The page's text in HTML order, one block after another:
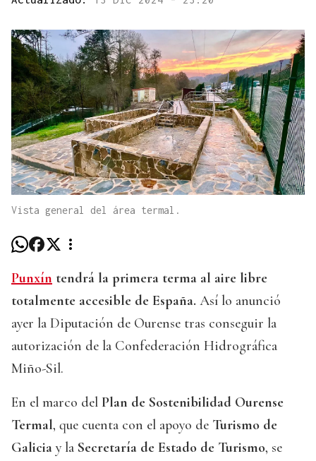
Vista general del área termal.
Punxín tendrá la primera terma al aire libre
totalmente accesible de España. Así lo anunció
ayer la Diputación de Ourense tras conseguir la
autorización de la Confederación Hidrográfica
Miño-Sil.
En el marco del Plan de Sostenibilidad Ourense
Termal, que cuenta con el apoyo de Turismo de
Galicia y la Secretaría de Estado de Turismo, se